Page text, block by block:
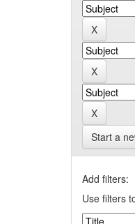
Start a
Add filters:
Use filters